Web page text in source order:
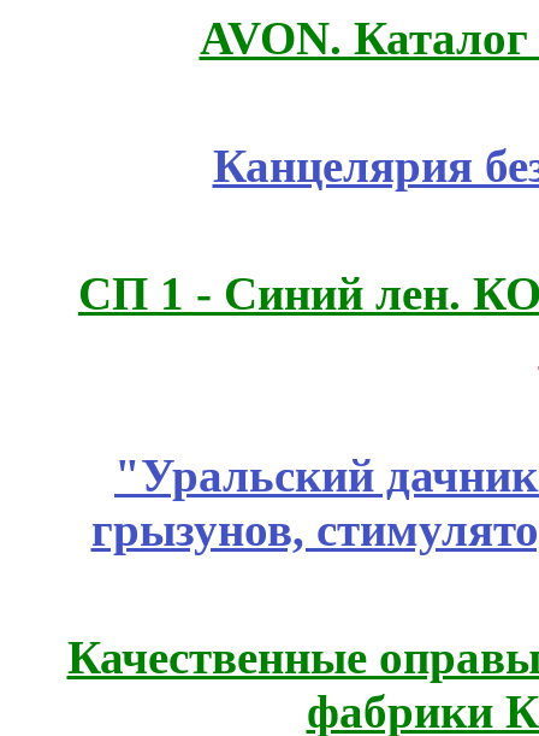
AVON.
Канцелярия
СП 1 - Синий лен.
"Уральский
грызунов,
Качественные
фабрики